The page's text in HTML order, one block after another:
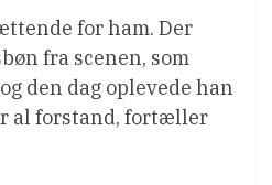
for ham. Der
fra scenen, som
den dag oplevede han
al forstand, fortæller